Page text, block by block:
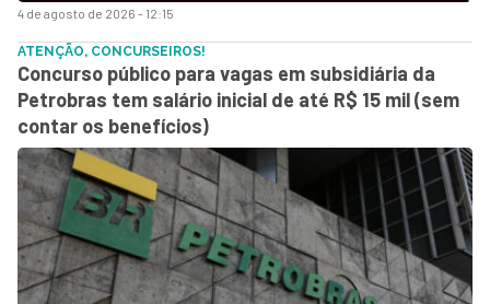
4 de agosto de 2026 - 12:15
ATENÇÃO, CONCURSEIROS!
Concurso público para vagas em subsidiária da
Petrobras tem salário inicial de até R$ 15 mil (sem
contar os benefícios)